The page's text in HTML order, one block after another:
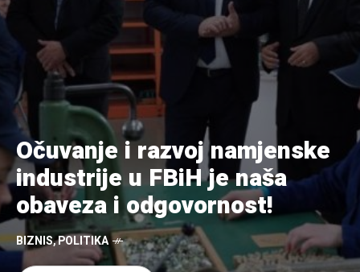
Očuvanje i razvoj namjenske
industrije u FBiH je naša
obaveza i odgovornost!
BIZNIS,POLITIKA